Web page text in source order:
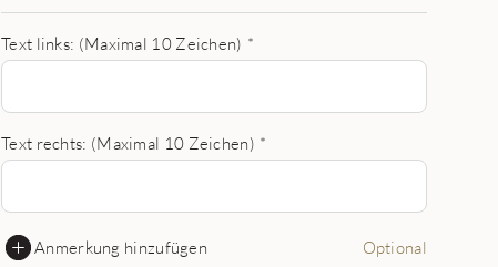
Text links: (Maximal 10 Zeichen) *
Text rechts: (Maximal 10 Zeichen) *
Anmerkung hinzufügen Optional